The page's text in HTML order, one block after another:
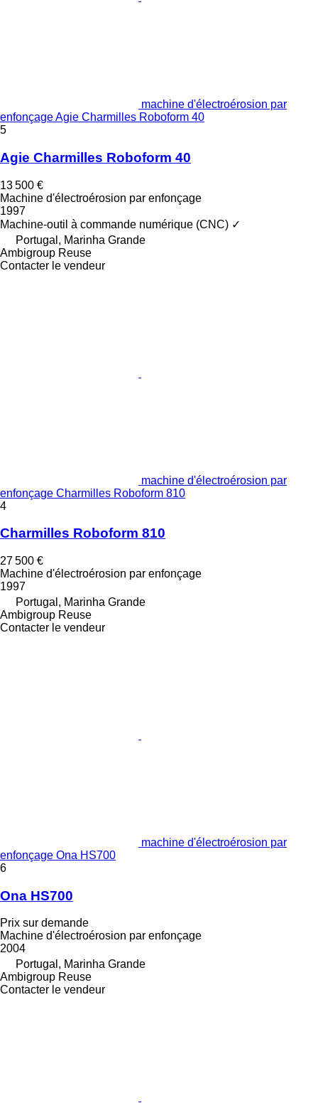
machine d'électroérosion par
enfonçage Agie Charmilles Roboform 40
5
Agie Charmilles Roboform 40
13 500 €
Machine d'électroérosion par enfonçage
1997
Machine-outil à commande numérique (CNC) ✓
Portugal, Marinha Grande
Ambigroup Reuse
Contacter le vendeur
machine d'électroérosion par
enfonçage Charmilles Roboform 810
4
Charmilles Roboform 810
27 500 €
Machine d'électroérosion par enfonçage
1997
Portugal, Marinha Grande
Ambigroup Reuse
Contacter le vendeur
machine d'électroérosion par
enfonçage Ona HS700
6
Ona HS700
Prix sur demande
Machine d'électroérosion par enfonçage
2004
Portugal, Marinha Grande
Ambigroup Reuse
Contacter le vendeur